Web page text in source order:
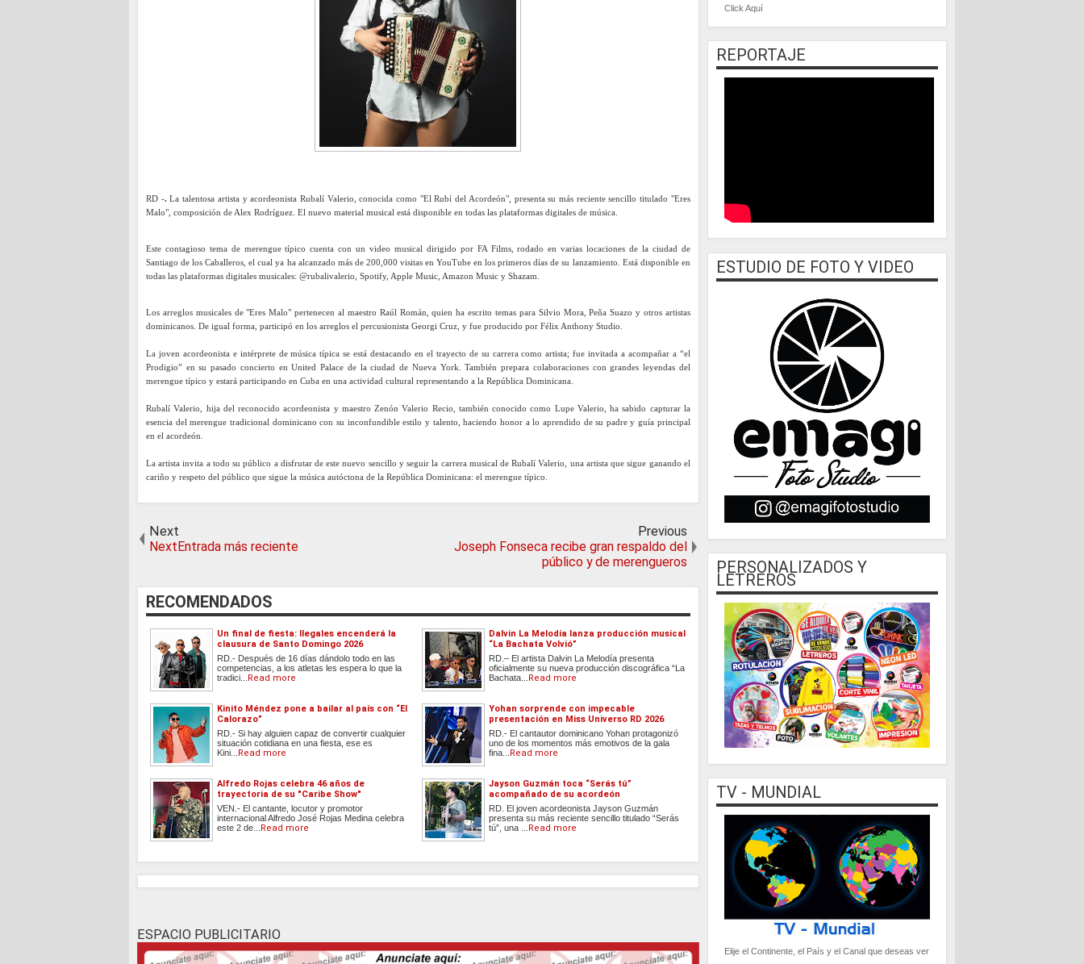
RD -.La talentosa artista y acordeonista Rubalí Valerio, conocida como "El Rubí del Acordeón", presenta su más reciente sencillo titulado "Eres
Malo", composición de Alex Rodríguez. El nuevo material musical está disponible en todas las plataformas digitales de música.
Este contagioso tema de merengue típico cuenta con un video musical dirigido por FA Films, rodado en varias locaciones de la ciudad de
Santiago de los Caballeros, el cual ya ha alcanzado más de 200,000 visitas en YouTube en los primeros días de su lanzamiento. Está disponible en
todas las plataformas digitales musicales: @rubalivalerio, Spotify, Apple Music, Amazon Music y Shazam.
Los arreglos musicales de "Eres Malo" pertenecen al maestro Raúl Román, quien ha escrito temas para Silvio Mora, Peña Suazo y otros artistas
dominicanos. De igual forma, participó en los arreglos el percusionista Georgi Cruz, y fue producido por Félix Anthony Studio.
La joven acordeonista e intérprete de música típica se está destacando en el trayecto de su carrera como artista; fue invitada a acompañar a “el
Prodigio” en su pasado concierto en United Palace de la ciudad de Nueva York. También prepara colaboraciones con grandes leyendas del
merengue típico y estará participando en Cuba en una actividad cultural representando a la República Dominicana.
Rubalí Valerio, hija del reconocido acordeonista y maestro Zenón Valerio Recio, también conocido como Lupe Valerio, ha sabido capturar la
esencia del merengue tradicional dominicano con su inconfundible estilo y talento, haciendo honor a lo aprendido de su padre y guía principal
en el acordeón.
La artista invita a todo su público a disfrutar de este nuevo sencillo y seguir la carrera musical de Rubalí Valerio, una artista que sigue ganando el
cariño y respeto del público que sigue la música autóctona de la República Dominicana: el merengue típico.
Next
NextEntrada más reciente
Previous
Joseph Fonseca recibe gran respaldo del
público y de merengueros
RECOMENDADOS
Un final de fiesta: Ilegales encenderá la
clausura de Santo Domingo 2026
RD.- Después de 16 días dándolo todo en las
competencias, a los atletas les espera lo que la
tradici...
Read more
Dalvin La Melodía lanza producción musical
“La Bachata Volvió”
RD.– El artista Dalvin La Melodía presenta
oficialmente su nueva producción discográfica “La
Bachata...
Read more
Kinito Méndez pone a bailar al país con “El
Calorazo”
RD.- Si hay alguien capaz de convertir cualquier
situación cotidiana en una fiesta, ese es
Kini...
Read more
Yohan sorprende con impecable
presentación en Miss Universo RD 2026
RD.- El cantautor dominicano Yohan protagonizó
uno de los momentos más emotivos de la gala
fina...
Read more
Alfredo Rojas celebra 46 años de
trayectoria de su "Caribe Show"
VEN.- El cantante, locutor y promotor
internacional Alfredo José Rojas Medina celebra
este 2 de...
Read more
Jayson Guzmán toca “Serás tú”
acompañado de su acordeón
RD. El joven acordeonista Jayson Guzmán
presenta su más reciente sencillo titulado “Serás
tú”, una ...
Read more
ESPACIO PUBLICITARIO
Click Aquí
REPORTAJE
ESTUDIO DE FOTO Y VIDEO
PERSONALIZADOS Y
LETREROS
TV - MUNDIAL
Elije el Continente, el País y el Canal que deseas ver